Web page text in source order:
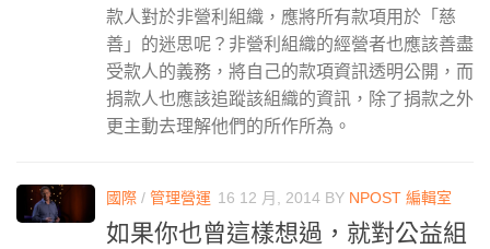
款人對於非營利組織，應將所有款項用於「慈
善」的迷思呢？非營利組織的經營者也應該善盡
受款人的義務，將自己的款項資訊透明公開，而
捐款人也應該追蹤該組織的資訊，除了捐款之外
更主動去理解他們的所作所為。
國際 / 管理營運 16 12 月, 2014 BY NPOST 編輯室
如果你也曾這樣想過，就對公益組